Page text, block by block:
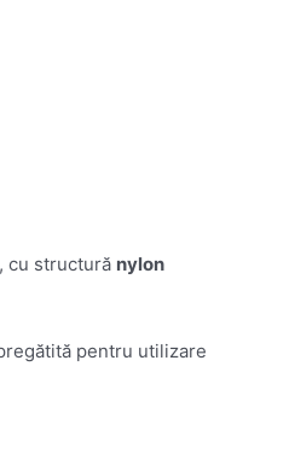
cu structură nylon
pentru utilizare